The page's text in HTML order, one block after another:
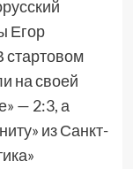
Егор
стартовом
на своей
— 2:3, а
из Санкт-